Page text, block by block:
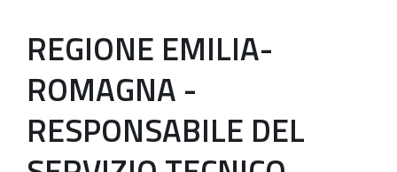
REGIONE EMILIA-
ROMAGNA -
RESPONSABILE DEL